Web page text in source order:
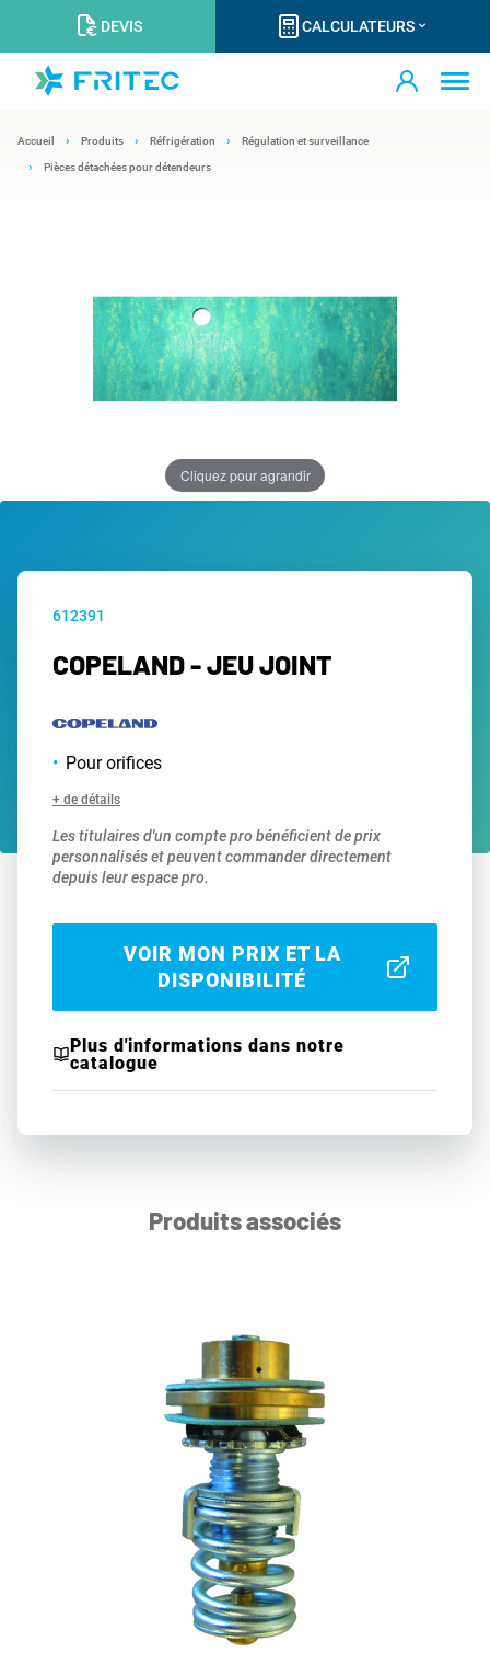
DEVIS CALCULATEURS
Accueil Produits Réfrigération Régulation et surveillance
Pièces détachées pour détendeurs
Cliquez pour agrandir
612391
COPELAND - JEU JOINT
Pour orifices
+ de détails
Les titulaires d'un compte pro bénéficient de prix
personnalisés et peuvent commander directement
depuis leur espace pro.
VOIR MON PRIX ET LA
DISPONIBILITÉ
Plus d'informations dans notre
catalogue
Produits associés